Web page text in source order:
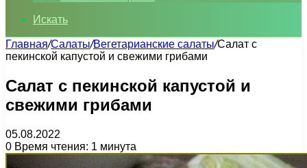
Искать
Главная/Салаты/Вегетарианские салаты/Салат с
пекинской капустой и свежими грибами
Салат с пекинской капустой и
свежими грибами
05.08.2022
0 Время чтения: 1 минута